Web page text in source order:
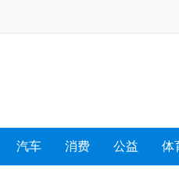
汽车 消费 公益 体